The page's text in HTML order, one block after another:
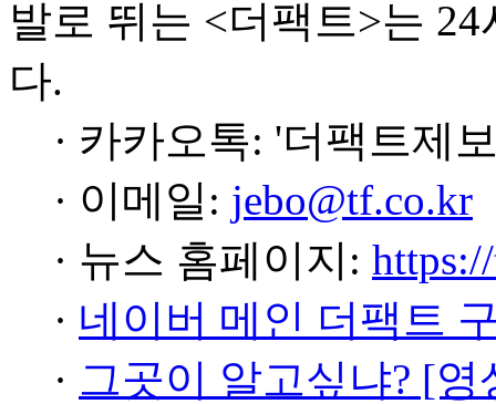
발로 뛰는 <더팩트>는
다.
· 카카오톡: '더팩트제
· 이메일: jebo@tf.co.kr
· 뉴스 홈페이지:
· 네이버 메인 더팩트
· 그곳이 알고싶냐? [